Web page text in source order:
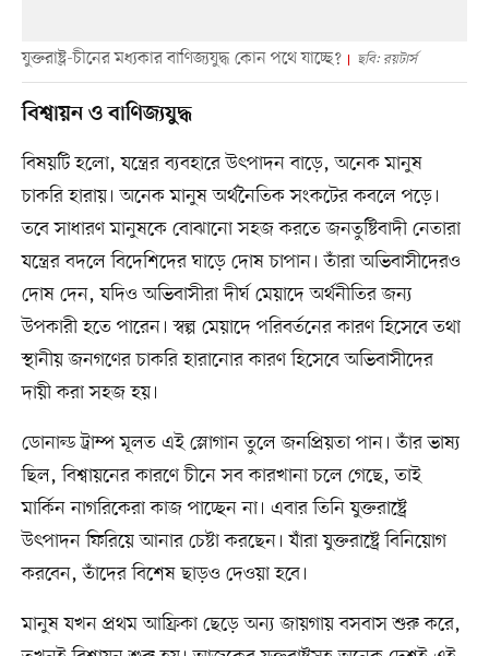
যুক্তরাষ্ট্র-চীনের মধ্যকার বাণিজ্যযুদ্ধ কোন পথে যাচ্ছে? ছবি: রয়টার্স
বিশ্বায়ন ও বাণিজ্যযুদ্ধ
বিষয়টি হলো, যন্ত্রের ব্যবহারে উৎপাদন বাড়ে, অনেক মানুষ
চাকরি হারায়। অনেক মানুষ অর্থনৈতিক সংকটের কবলে পড়ে।
তবে সাধারণ মানুষকে বোঝানো সহজ করতে জনতুষ্টিবাদী নেতারা
যন্ত্রের বদলে বিদেশিদের ঘাড়ে দোষ চাপান। তাঁরা অভিবাসীদেরও
দোষ দেন, যদিও অভিবাসীরা দীর্ঘ মেয়াদে অর্থনীতির জন্য
উপকারী হতে পারেন। স্বল্প মেয়াদে পরিবর্তনের কারণ হিসেবে তথা
স্থানীয় জনগণের চাকরি হারানোর কারণ হিসেবে অভিবাসীদের
দায়ী করা সহজ হয়।
ডোনাল্ড ট্রাম্প মূলত এই স্লোগান তুলে জনপ্রিয়তা পান। তাঁর ভাষ্য
ছিল, বিশ্বায়নের কারণে চীনে সব কারখানা চলে গেছে, তাই
মার্কিন নাগরিকেরা কাজ পাচ্ছেন না। এবার তিনি যুক্তরাষ্ট্রে
উৎপাদন ফিরিয়ে আনার চেষ্টা করছেন। যাঁরা যুক্তরাষ্ট্রে বিনিয়োগ
করবেন, তাঁদের বিশেষ ছাড়ও দেওয়া হবে।
মানুষ যখন প্রথম আফ্রিকা ছেড়ে অন্য জায়গায় বসবাস শুরু করে,